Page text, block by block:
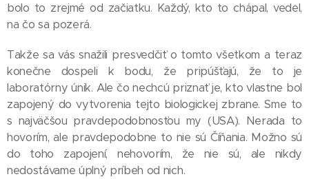
bolo to zrejmé od začiatku. Každý, kto to chápal, vedel,
na čo sa pozerá.
Takže sa vás snažili presvedčiť o tomto všetkom a teraz
konečne dospeli k bodu, že pripúšťajú, že to je
laboratórny únik. Ale čo nechcú priznať je, kto vlastne bol
zapojený do vytvorenia tejto biologickej zbrane. Sme to
s najväčšou pravdepodobnosťou my (USA). Nerada to
hovorím, ale pravdepodobne to nie sú Číňania. Možno sú
do toho zapojení, nehovorím, že nie sú, ale nikdy
nedostávame úplný príbeh od nich.